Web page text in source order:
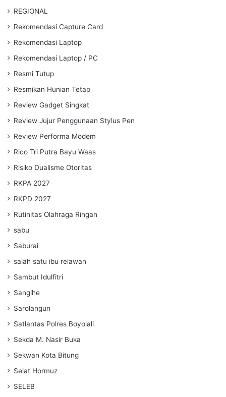
REGIONAL
Rekomendasi Capture Card
Rekomendasi Laptop
Rekomendasi Laptop / PC
Resmi Tutup
Resmikan Hunian Tetap
Review Gadget Singkat
Review Jujur Penggunaan Stylus Pen
Review Performa Modem
Rico Tri Putra Bayu Waas
Risiko Dualisme Otoritas
RKPA 2027
RKPD 2027
Rutinitas Olahraga Ringan
sabu
Saburai
salah satu ibu relawan
Sambut Idulfitri
Sangihe
Sarolangun
Satlantas Polres Boyolali
Sekda M. Nasir Buka
Sekwan Kota Bitung
Selat Hormuz
SELEB